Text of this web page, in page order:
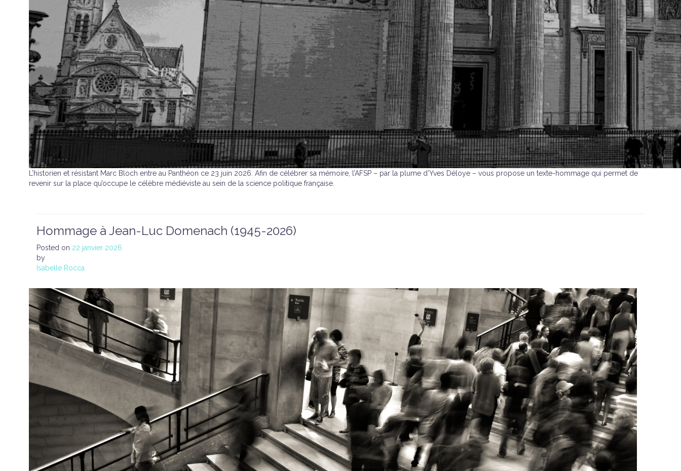
L’historien et résistant Marc Bloch entre au Panthéon ce 23 juin 2026. Afin de célébrer sa mémoire, l’AFSP – par la plume d’Yves Déloye – vous propose un texte-hommage qui permet de
revenir sur la place qu’occupe le célèbre médiéviste au sein de la science politique française.
Hommage à Jean-Luc Domenach (1945-2026)
Posted on 22 janvier 2026
by
Isabelle Rocca